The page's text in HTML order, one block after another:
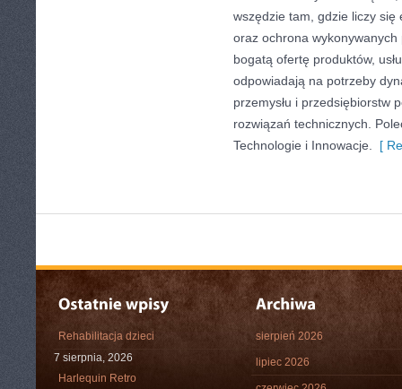
wszędzie tam, gdzie liczy się
oraz ochrona
bogatą ofertę produktów,
odpowiadają na potrzeby
przemysłu i przedsiębiorstw
rozwiązań technicznych.
Technologie i Innowacje.
[
Rehabilitacja dzieci
7 sierpnia, 2026
Harlequin Retro
sierpień 2026
lipiec 2026